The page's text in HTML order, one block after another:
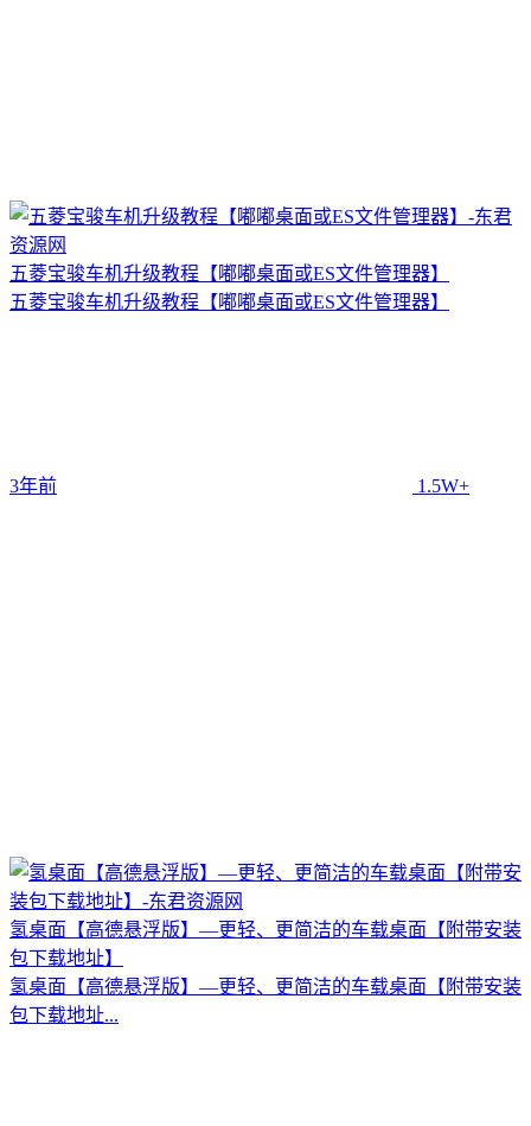
五菱宝骏车机升级教程【嘟嘟桌面或ES文件管理器】
五菱宝骏车机升级教程【嘟嘟桌面或ES文件管理器】
3年前 1.5W+
氢桌面【高德悬浮版】—更轻、更简洁的车载桌面【附带安装
包下载地址】
氢桌面【高德悬浮版】—更轻、更简洁的车载桌面【附带安装
包下载地址...